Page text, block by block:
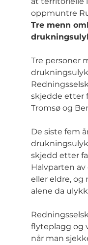
oppmuntre
Tre menn
Tre personer
skjedde etter
Tromsø og
De siste fem
skjedd etter
Halvparten av
eller eldre, og
alene da
flyteplagg og
når man